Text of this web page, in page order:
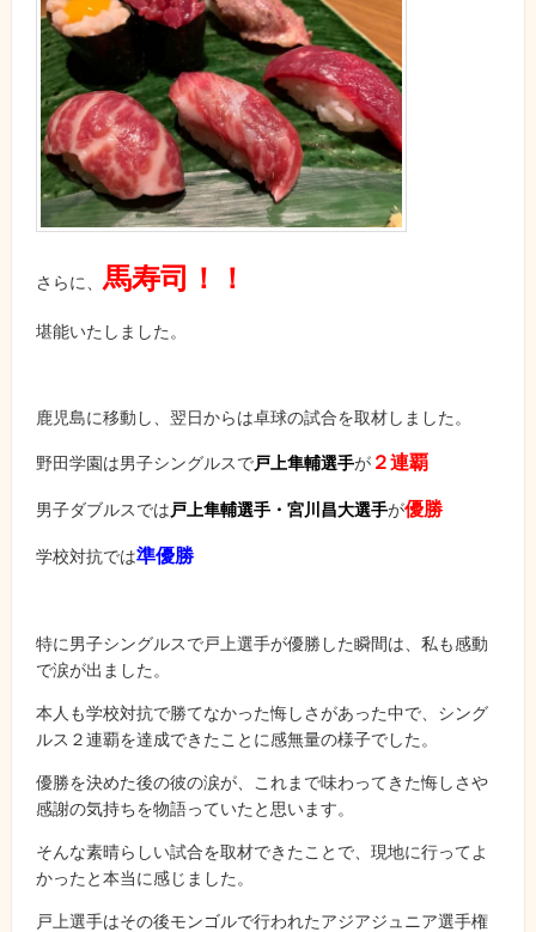
さらに、 馬寿司！！
堪能いたしました。
鹿児島に移動し、翌日からは卓球の試合を取材しました。
野田学園は男子シングルスで戸上隼輔選手が ２連覇
男子ダブルスでは 戸上隼輔選手・宮川昌大選手が優勝
学校対抗では準優勝
特に男子シングルスで戸上選手が優勝した瞬間は、私も感動
で涙が出ました。
本人も学校対抗で勝てなかった悔しさがあった中で、シング
ルス２連覇を達成できたことに感無量の様子でした。
優勝を決めた後の彼の涙が、これまで味わってきた悔しさや
感謝の気持ちを物語っていたと思います。
そんな素晴らしい試合を取材できたことで、現地に行ってよ
かったと本当に感じました。
戸上選手はその後モンゴルで行われたアジアジュニア選手権